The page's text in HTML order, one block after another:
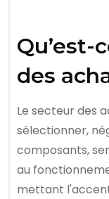
Qu’est-
des
Le secteur des
sélectionner,
composants,
au
mettant